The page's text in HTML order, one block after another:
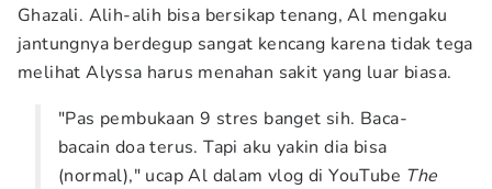
Ghazali. Alih-alih bisa bersikap tenang, Al mengaku
jantungnya berdegup sangat kencang karena tidak tega
melihat Alyssa harus menahan sakit yang luar biasa.
"Pas pembukaan 9 stres banget sih. Baca-
bacain doa terus. Tapi aku yakin dia bisa
(normal)," ucap Al dalam vlog di YouTube The